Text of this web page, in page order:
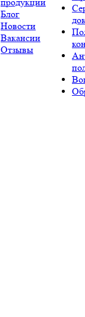
Блог
Новости
Вакансии
Отзывы